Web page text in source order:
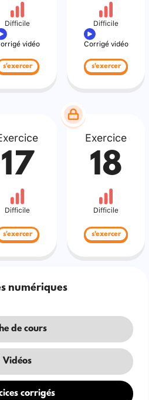
Difficile
vidéo
s'exercer
Difficile
Corrigé vidéo
s'exercer
17
Difficile
s'exercer
Exercice
18
Difficile
s'exercer
numériques
de cours
Vidéos
corrigés